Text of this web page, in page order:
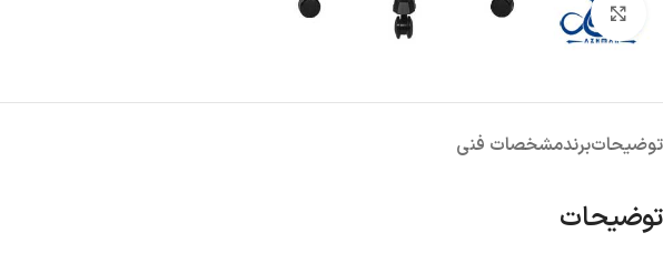
هارد اکسترنالبزرگنمایی تصویر
توضیحاتبرندمشخصات فنی
توضیحات